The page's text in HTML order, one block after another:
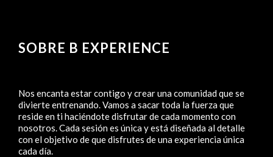
SOBRE B EXPERIENCE
Nos encanta estar contigo y crear una comunidad que se
divierte entrenando. Vamos a sacar toda la fuerza que
reside en ti haciéndote disfrutar de cada momento con
nosotros. Cada sesión es única y está diseñada al detalle
con el objetivo de que disfrutes de una experiencia única
cada día.